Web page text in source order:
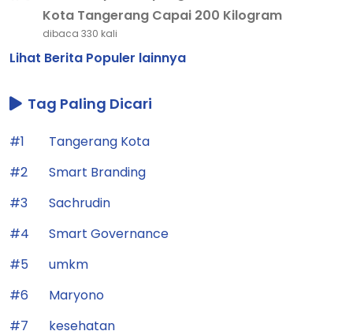
Kota Tangerang Capai 200 Kilogram
dibaca 330 kali
Lihat Berita Populer lainnya
Tag Paling Dicari
#1
Tangerang Kota
#2
Smart Branding
#3
Sachrudin
#4
Smart Governance
#5
umkm
#6
Maryono
#7
kesehatan